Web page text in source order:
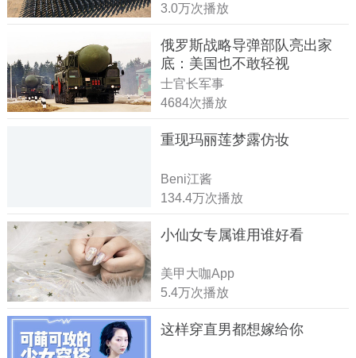
3.0万次播放
俄罗斯战略导弹部队亮出家
底：美国也不敢轻视
士官长军事
4684次播放
重现玛丽莲梦露仿妆
Beni江酱
134.4万次播放
小仙女专属谁用谁好看
美甲大咖App
5.4万次播放
这样穿直男都想嫁给你